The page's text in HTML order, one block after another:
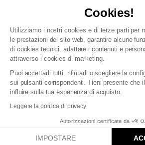
Cookies!
Utilizziamo i nostri cookies e di terze parti per
le prestazioni del sito web, garantire alcune
di cookies tecnici, adattare i contenuti e
attraverso i cookies di marketing.
Puoi accettarli tutti, rifiutarli o scegliere la
sui pulsanti corrispondenti. Tieni presente che
influire sulla tua esperienza di acquisto.
Leggere la politica di privacy
Autorizzazioni certificate da
IMPOSTARE
Condizioni generali
Politica di gestione dei dati
Condizioni generali di vendita per
Dichiarazione di